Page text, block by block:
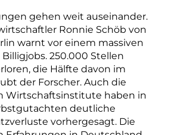
gehen weit auseinander.
Ronnie Schöb von
warnt vor einem massiven
250.000 Stellen
die Hälfte davon im
der Forscher. Auch die
Wirtschaftsinstitute haben in
deutliche
vorhergesagt. Die